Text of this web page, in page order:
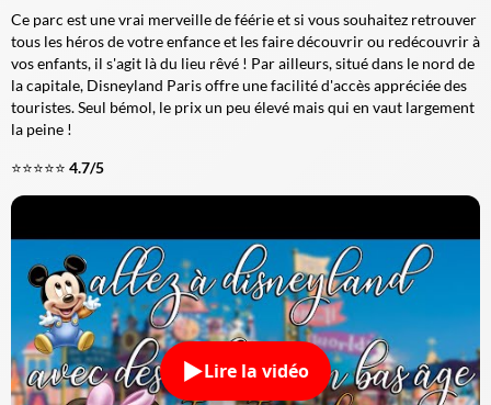
Ce parc est une vrai merveille de féérie et si vous souhaitez retrouver
tous les héros de votre enfance et les faire découvrir ou redécouvrir à
vos enfants, il s'agit là du lieu rêvé ! Par ailleurs, situé dans le nord de
la capitale, Disneyland Paris offre une facilité d'accès appréciée des
touristes. Seul bémol, le prix un peu élevé mais qui en vaut largement
la peine !
⭐⭐⭐⭐⭐ 4.7/5
Lire la vidéo